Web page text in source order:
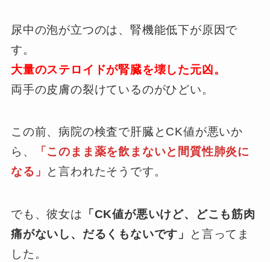
尿中の泡が立つのは、腎機能低下が原因で
す。
大量のステロイドが腎臓を壊した元凶。
両手の皮膚の裂けているのがひどい。
この前、病院の検査で肝臓とCK値が悪いか
ら、
「このまま薬を飲まないと間質性肺炎に
なる」
と言われたそうです。
でも、彼女は 「CK値が悪いけど、どこも筋肉
痛がないし、だるくもないです」
と言ってま
した。